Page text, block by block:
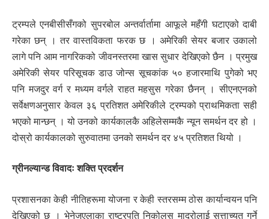
ट्रम्पले एनबीसीसँगको सुपरबोल अन्तर्वार्तामा आफूले महँगी घटाएको दाबी
गरेका छन् । तर वास्तविकता फरक छ । अमेरिकी सेयर बजार उकालो
लागे पनि आम नागरिकको जीवनस्तरमा खास सुधार देखिएको छैन । प्रमुख
अमेरिकी सेयर परिसूचक डाउ जोन्स सूचकांक ५० हजारमाथि पुगेको भए
पनि मजदुर वर्ग र मध्यम वर्गले राहत महसुस गरेका छैनन् । सीएनएनको
सर्वेक्षणअनुसार केवल ३६ प्रतिशत अमेरिकीले ट्रम्पको प्राथमिकता सही
भएको मान्छन् । यो उनको कार्यकालकै अहिलेसम्मकै न्यून समर्थन दर हो ।
दोस्रो कार्यकालको सुरुवातमा उनको समर्थन दर ४५ प्रतिशत थियो ।
ग्रीनल्यान्ड विवादः शक्ति प्रदर्शन
प्रशासनका केही नीतिहरूमा योजना र केही स्तरसम्म ठोस कार्यान्वयन पनि
देखिएको छ । भेनेजुएलाका राष्ट्रपति निकोलस मादुरोलाई सत्ताच्युत गर्ने